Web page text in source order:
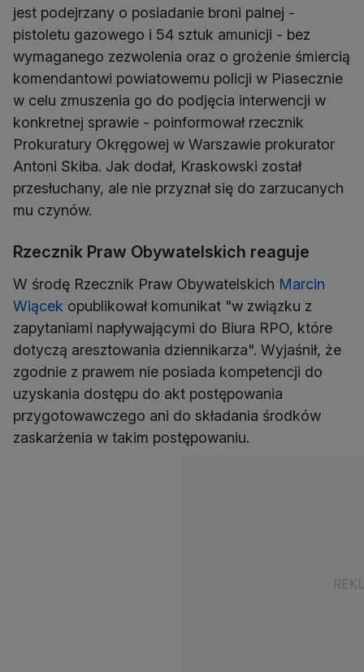
jest podejrzany o posiadanie broni palnej -
pistoletu gazowego i 54 sztuk amunicji - bez
wymaganego zezwolenia oraz o grożenie śmiercią
komendantowi powiatowemu policji w Piasecznie
w celu zmuszenia go do podjęcia interwencji w
konkretnej sprawie - poinformował rzecznik
Prokuratury Okręgowej w Warszawie prokurator
Antoni Skiba. Jak dodał, Kraskowski został
przesłuchany, ale nie przyznał się do zarzucanych
mu czynów.
Rzecznik Praw Obywatelskich reaguje
W środę Rzecznik Praw Obywatelskich Marcin
Wiącek opublikował komunikat "w związku z
zapytaniami napływającymi do Biura RPO, które
dotyczą aresztowania dziennikarza". Wyjaśnił, że
zgodnie z prawem nie posiada kompetencji do
uzyskania dostępu do akt postępowania
przygotowawczego ani do składania środków
zaskarżenia w takim postępowaniu.